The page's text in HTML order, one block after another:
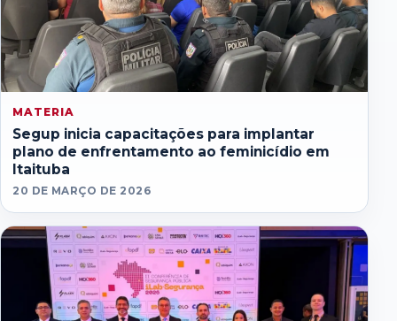
MATERIA
Segup inicia capacitações para implantar
plano de enfrentamento ao feminicídio em
Itaituba
20 DE MARÇO DE 2026